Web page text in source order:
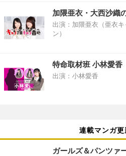
加隈亜衣・大西沙織
出演：加隈亜衣（亜衣
ン）
特命取材班 小林愛香
出演：小林愛香
連載マンガ更
ガールズ＆パンツァ